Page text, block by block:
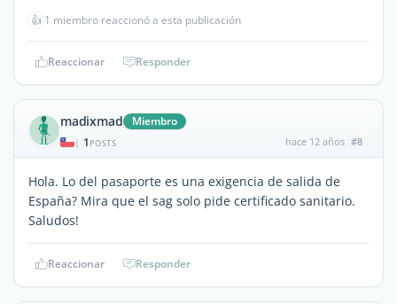
👍 1 miembro reaccionó a esta publicación
Reaccionar Responder
madixmad Miembro
| 1 POSTS hace 12 años #8
Hola. Lo del pasaporte es una exigencia de salida de
España? Mira que el sag solo pide certificado sanitario.
Saludos!
Reaccionar Responder